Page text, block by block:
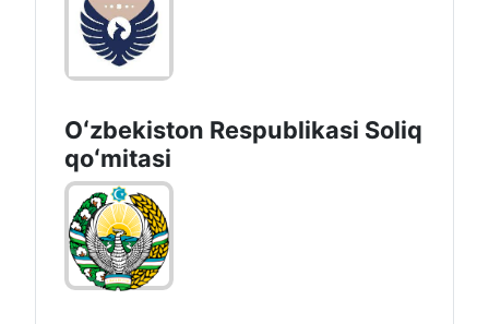
Oʻzbekiston Respublikasi Soliq
qoʻmitasi